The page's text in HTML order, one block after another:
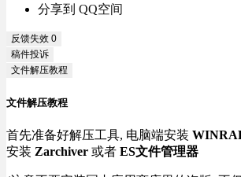
分享到 QQ空间
反馈失效 0
稿件投诉
文件解压教程
文件解压教程
首先准备好解压工具, 电脑端安装
安装 Zarchiver 或者 ES文件管理器